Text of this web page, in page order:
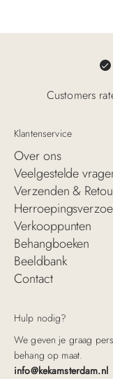
Customers
Klantenservice
Over ons
Veelgestelde
Verzenden &
Verkooppunten
Behangboeken
Beeldbank
Contact
Hulp nodig?
We geven je graag
behang op maat.
info@kekamsterdam.nl